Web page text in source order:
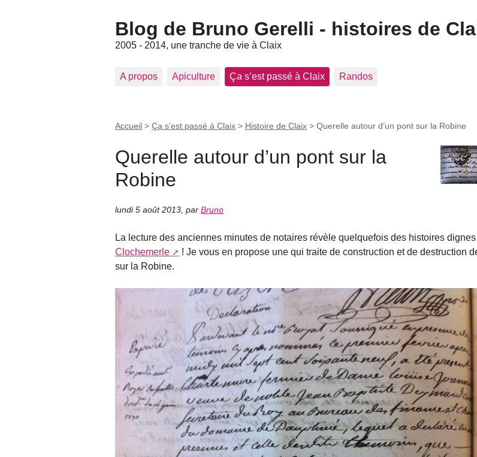
Blog de Bruno Gerelli - histoires de
2005 - 2014, une tranche de vie à Claix
A propos Apiculture Ça s’est passé à Claix Randos
Accueil > Ça s’est passé à Claix > Histoire de Claix > Querelle autour d’un pont sur la Robine
Querelle autour d’un pont sur la
Robine
lundi 5 août 2013 par Bruno
La lecture des anciennes minutes de notaires révèle quelquefois des histoires
Clochemerle
! Je vous en propose une qui traite de construction et de destruction
sur la Robine.